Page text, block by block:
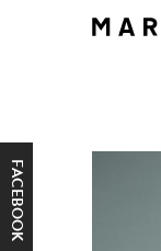
FACEBOOK